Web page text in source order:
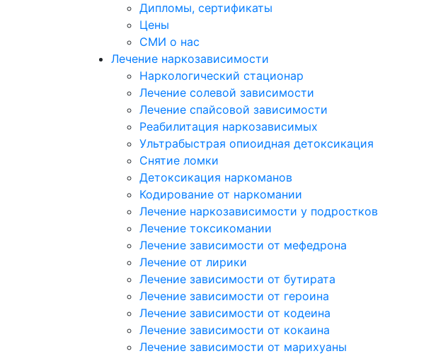
Дипломы, сертификаты
Цены
СМИ о нас
Лечение наркозависимости
Наркологический стационар
Лечение солевой зависимости
Лечение спайсовой зависимости
Реабилитация наркозависимых
Ультрабыстрая опиоидная детоксикация
Снятие ломки
Детоксикация наркоманов
Кодирование от наркомании
Лечение наркозависимости у подростков
Лечение токсикомании
Лечение зависимости от мефедрона
Лечение от лирики
Лечение зависимости от бутирата
Лечение зависимости от героина
Лечение зависимости от кодеина
Лечение зависимости от кокаина
Лечение зависимости от марихуаны